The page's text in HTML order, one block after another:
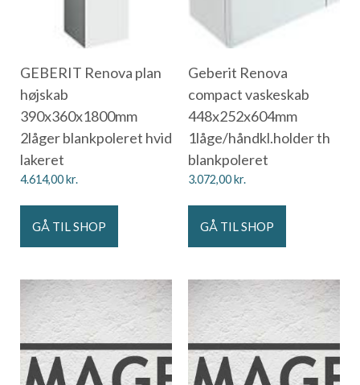
GEBERIT Renova plan
højskab
390x360x1800mm
2låger blankpoleret hvid
lakeret
4.614,00kr.
GÅ TIL SHOP
Geberit Renova
compact vaskeskab
448x252x604mm
1låge/håndkl.holder th
blankpoleret
3.072,00kr.
GÅ TIL SHOP